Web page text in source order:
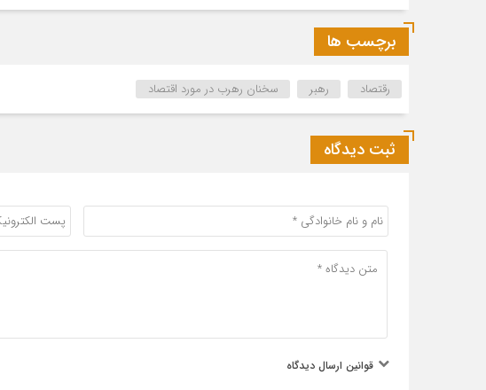
برچسب ها
رقتصاد رهبر سخنان رهرب در مورد اقتصاد
ثبت دیدگاه
قوانین ارسال دیدگاه